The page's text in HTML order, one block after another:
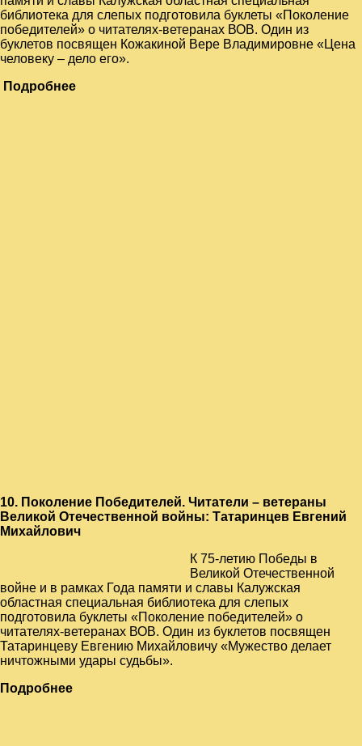
библиотека для слепых подготовила буклеты «Поколение
победителей» о читателях-ветеранах ВОВ. Один из
буклетов посвящен Кожакиной Вере Владимировне «Цена
человеку – дело его».
Подробнее
10. Поколение Победителей. Читатели – ветераны
Великой Отечественной войны: Татаринцев Евгений
Михайлович
К 75-летию Победы в
Великой Отечественной
войне и в рамках Года памяти и славы Калужская
областная специальная библиотека для слепых
подготовила буклеты «Поколение победителей» о
читателях-ветеранах ВОВ. Один из буклетов посвящен
Татаринцеву Евгению Михайловичу «Мужество делает
ничтожными удары судьбы».
Подробнее